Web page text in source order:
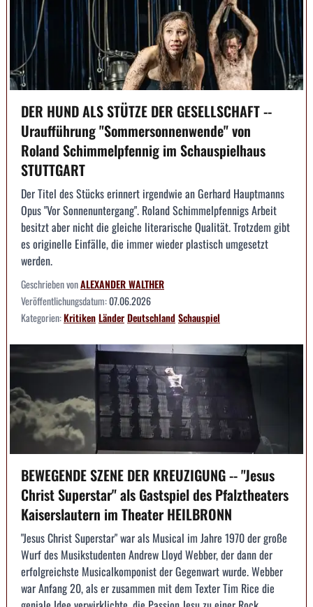
DER HUND ALS STÜTZE DER GESELLSCHAFT --
Uraufführung "Sommersonnenwende" von
Roland Schimmelpfennig im Schauspielhaus
STUTTGART
Der Titel des Stücks erinnert irgendwie an Gerhard Hauptmanns
Opus "Vor Sonnenuntergang". Roland Schimmelpfennigs Arbeit
besitzt aber nicht die gleiche literarische Qualität. Trotzdem gibt
es originelle Einfälle, die immer wieder plastisch umgesetzt
werden.
Geschrieben vonALEXANDER WALTHER
Veröffentlichungsdatum:07.06.2026
Kategorien:KritikenLänderDeutschlandSchauspiel
BEWEGENDE SZENE DER KREUZIGUNG -- "Jesus
Christ Superstar" als Gastspiel des Pfalztheaters
Kaiserslautern im Theater HEILBRONN
"Jesus Christ Superstar" war als Musical im Jahre 1970 der große
Wurf des Musikstudenten Andrew Lloyd Webber, der dann der
erfolgreichste Musicalkomponist der Gegenwart wurde. Webber
war Anfang 20, als er zusammen mit dem Texter Tim Rice die